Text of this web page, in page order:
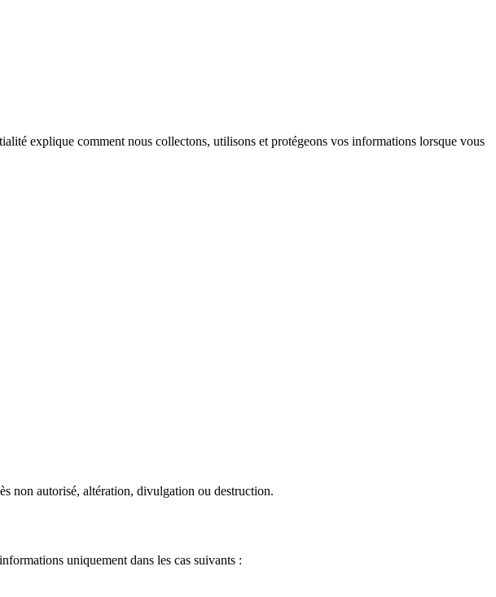
explique comment nous collectons, utilisons et protégeons vos informations lorsque vous
non autorisé, altération, divulgation ou destruction.
uniquement dans les cas suivants :